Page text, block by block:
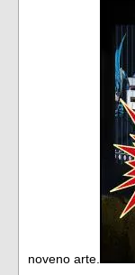
noveno arte.